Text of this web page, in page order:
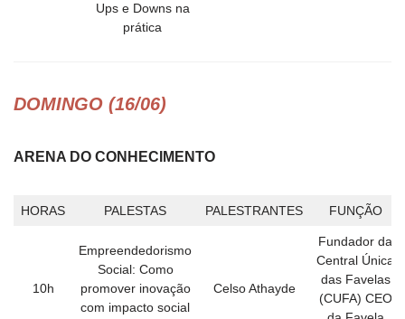
Ups e Downs na
prática
DOMINGO (16/06)
ARENA DO CONHECIMENTO
HORAS PALESTAS PALESTRANTES FUNÇÃO
10h
Empreendedorismo
Social: Como
promover inovação
com impacto social
Celso Athayde
Fundador da
Central Única
das Favelas
(CUFA) CEO